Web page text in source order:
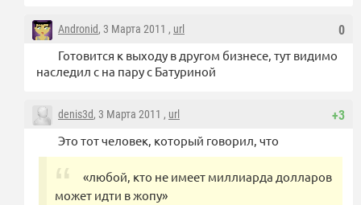
0
Andronid, 3 Марта 2011 , url
Готовится к выходу в другом бизнесе, тут видимо
наследил с на пару с Батуриной
+3
denis3d, 3 Марта 2011 , url
Это тот человек, который говорил, что
«любой, кто не имеет миллиарда долларов
может идти в жопу»